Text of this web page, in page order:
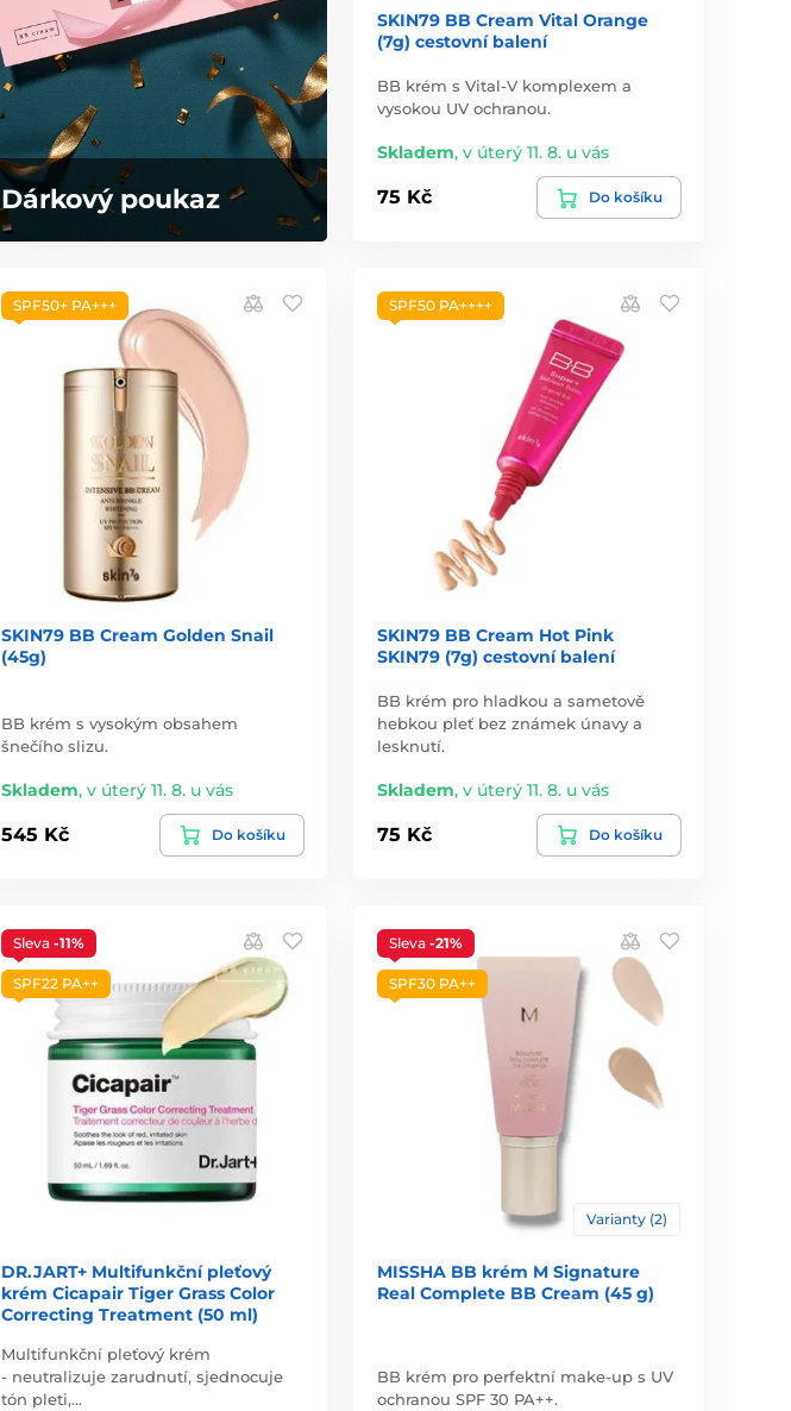
Dárkový poukaz
SKIN79 BB Cream Vital Orange
(7g) cestovní balení
BB krém s Vital-V komplexem a
vysokou UV ochranou.
Skladem,v úterý 11. 8. u vás
75 Kč Do košíku
SPF50+ PA+++
SKIN79 BB Cream Golden Snail
(45g)
BB krém s vysokým obsahem
šnečího slizu.
Skladem, v úterý 11. 8. u vás
545 Kč Do košíku
SPF50 PA++++
SKIN79 BB Cream Hot Pink
SKIN79 (7g) cestovní balení
BB krém pro hladkou a sametově
hebkou pleť bez známek únavy a
lesknutí.
Skladem,v úterý 11. 8. u vás
75 Kč Do košíku
Sleva -11%
SPF22 PA++
DR.JART+ Multifunkční pleťový
krém Cicapair Tiger Grass Color
Correcting Treatment (50 ml)
Multifunkční pleťový krém
- neutralizuje zarudnutí, sjednocuje
tón pleti,…
Sleva-21%
SPF30 PA++
Varianty (2)
MISSHA BB krém M Signature
Real Complete BB Cream (45 g)
BB krém pro perfektní make-up s UV
ochranou SPF 30 PA++.